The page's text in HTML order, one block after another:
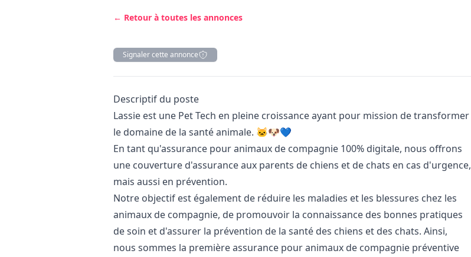
← Retour à toutes les annonces
Signaler cette annonce
Description
Descriptif du poste
Lassie est une Pet Tech en pleine croissance ayant pour mission de transformer
le domaine de la santé animale. 🐱🐶💙
En tant qu'assurance pour animaux de compagnie 100% digitale, nous offrons
une couverture d'assurance aux parents de chiens et de chats en cas d'urgence,
mais aussi en prévention.
Notre objectif est également de réduire les maladies et les blessures chez les
animaux de compagnie, de promouvoir la connaissance des bonnes pratiques
de soin et d'assurer la prévention de la santé des chiens et des chats. Ainsi,
nous sommes la première assurance pour animaux de compagnie préventive